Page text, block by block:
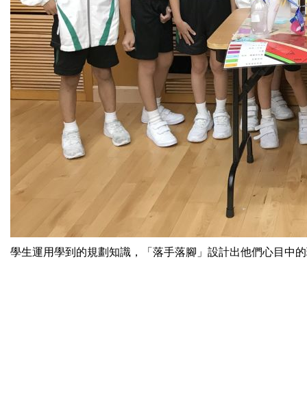
學生運用學到的規劃知識，「落手落腳」設計出他們心目中